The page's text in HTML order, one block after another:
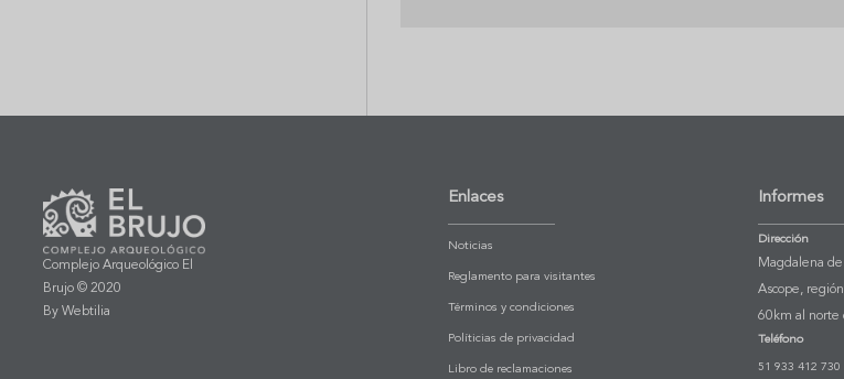
Complejo Arqueológico El
Brujo © 2020
By Webtilia
Enlaces
Noticias
Reglamento para visitantes
Términos y condiciones
Políticias de privacidad
Libro de reclamaciones
Informes
Dirección
Magdalena
Ascope,
60km al norte
Teléfono
51 933 412 730